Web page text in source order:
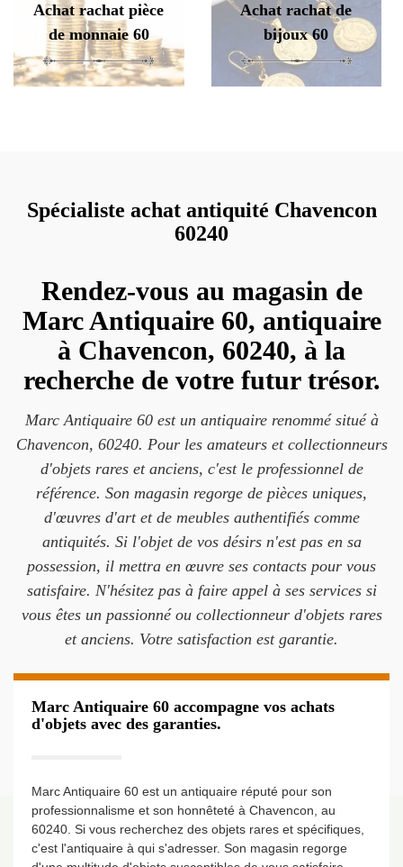
Achat rachat pièce
de monnaie 60
Achat rachat de
bijoux 60
Spécialiste achat antiquité Chavencon
60240
Rendez-vous au magasin de
Marc Antiquaire 60, antiquaire
à Chavencon, 60240, à la
recherche de votre futur trésor.
Marc Antiquaire 60 est un antiquaire renommé situé à
Chavencon, 60240. Pour les amateurs et collectionneurs
d'objets rares et anciens, c'est le professionnel de
référence. Son magasin regorge de pièces uniques,
d'œuvres d'art et de meubles authentifiés comme
antiquités. Si l'objet de vos désirs n'est pas en sa
possession, il mettra en œuvre ses contacts pour vous
satisfaire. N'hésitez pas à faire appel à ses services si
vous êtes un passionné ou collectionneur d'objets rares
et anciens. Votre satisfaction est garantie.
Marc Antiquaire 60 accompagne vos achats
d'objets avec des garanties.
Marc Antiquaire 60 est un antiquaire réputé pour son
professionnalisme et son honnêteté à Chavencon, au
60240. Si vous recherchez des objets rares et spécifiques,
c'est l'antiquaire à qui s'adresser. Son magasin regorge